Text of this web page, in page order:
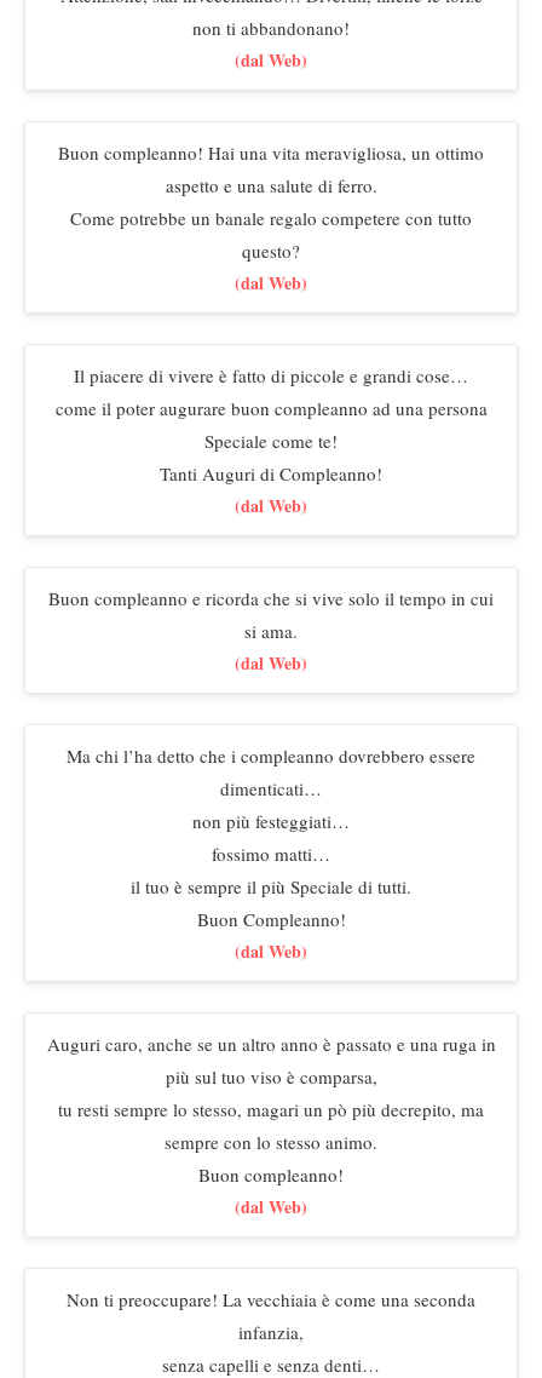
non ti abbandonano!
(dal Web)
Buon compleanno! Hai una vita meravigliosa, un ottimo
aspetto e una salute di ferro.
Come potrebbe un banale regalo competere con tutto
questo?
(dal Web)
Il piacere di vivere è fatto di piccole e grandi cose…
come il poter augurare buon compleanno ad una persona
Speciale come te!
Tanti Auguri di Compleanno!
(dal Web)
Buon compleanno e ricorda che si vive solo il tempo in cui
si ama.
(dal Web)
Ma chi l’ha detto che i compleanno dovrebbero essere
dimenticati…
non più festeggiati…
fossimo matti…
il tuo è sempre il più Speciale di tutti.
Buon Compleanno!
(dal Web)
Auguri caro, anche se un altro anno è passato e una ruga in
più sul tuo viso è comparsa,
tu resti sempre lo stesso, magari un pò più decrepito, ma
sempre con lo stesso animo.
Buon compleanno!
(dal Web)
Non ti preoccupare! La vecchiaia è come una seconda
infanzia,
senza capelli e senza denti…